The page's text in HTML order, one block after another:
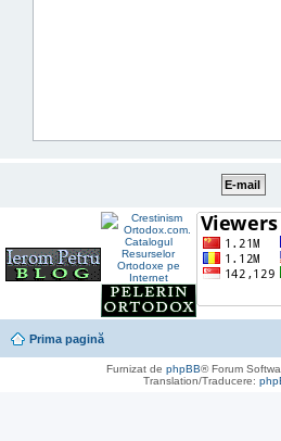
Prima pagină
Furnizat dephpBB® Forum
Translation/Traducere: